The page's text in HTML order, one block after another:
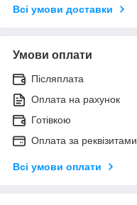
Всі умови доставки
Умови оплати
Післяплата
Оплата на рахунок
Готівкою
Оплата за реквізитами
Всі умови оплати